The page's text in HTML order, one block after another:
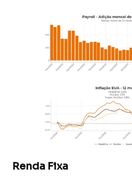
Renda Fixa